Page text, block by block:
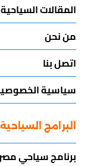
المقالات السياحية
من نحن
اتصل بنا
سياسية
البرامج السياحية
برنامج سياحي